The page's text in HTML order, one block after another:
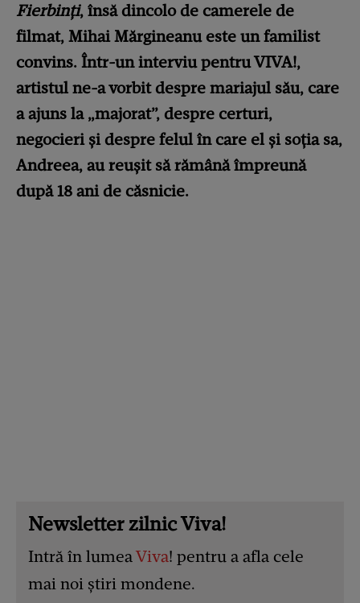
Fierbinți, însă dincolo de camerele de
filmat, Mihai Mărgineanu este un familist
convins. Într-un interviu pentru VIVA!,
artistul ne-a vorbit despre mariajul său, care
a ajuns la „majorat”, despre certuri,
negocieri și despre felul în care el și soția sa,
Andreea, au reușit să rămână împreună
după 18 ani de căsnicie.
Newsletter zilnic Viva!
Intră în lumeaViva! pentru a afla cele
mai noi știri mondene.